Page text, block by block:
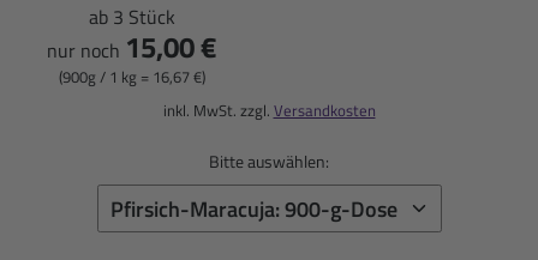
ab 3 Stück
nur noch 15,00 €
(900g / 1 kg = 16,67 €)
inkl. MwSt. zzgl. Versandkosten
Bitte auswählen: